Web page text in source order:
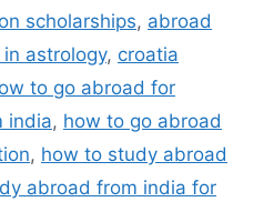
scholarships, abroad
astrology, croatia
to go abroad for
india, how to go abroad
, how to study abroad
abroad from india for